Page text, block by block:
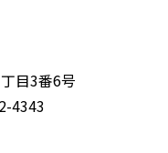
目3番6号
4343